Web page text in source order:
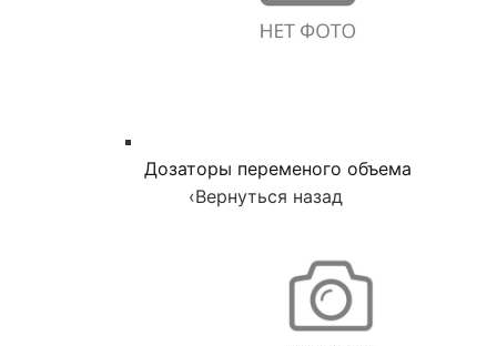
Дозаторы переменого объема
‹Вернуться назад